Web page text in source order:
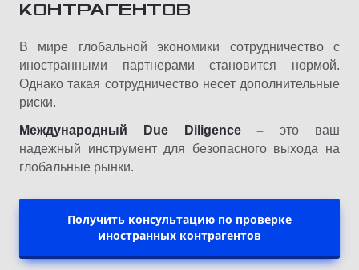
КОНТРАГЕНТОВ
В мире глобальной экономики сотрудничество с
иностранными партнерами становится нормой.
Однако такая сотрудничество несет дополнительные
риски.
Международный Due Diligence – это ваш
надежный инструмент для безопасного выхода на
глобальные рынки.
Получить консультацию по проверке
иностранных контрагентов